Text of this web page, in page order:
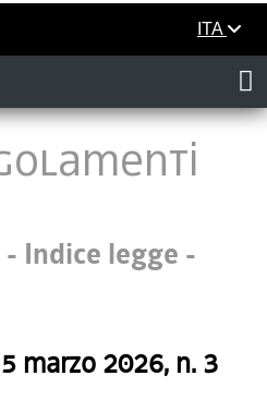
ITA
Indice legge -
5 marzo 2026, n. 3